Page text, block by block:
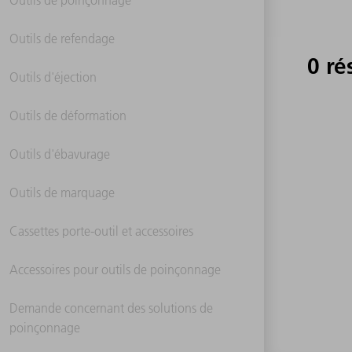
Outils de refendage
Outils d'éjection
Outils de déformation
Outils d'ébavurage
Outils de marquage
Cassettes porte-outil et accessoires
Accessoires pour outils de poinçonnage
Demande concernant des solutions de
poinçonnage
0